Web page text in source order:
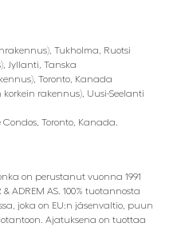
Tukholma, Ruotsi
Jyllanti, Tanska
Toronto, Kanada
rakennus), Uusi-Seelanti
Toronto, Kanada.
on perustanut vuonna 1991
ADREM AS. 100% tuotannosta
joka on EU:n jäsenvaltio, puun
Ajatuksena on tuottaa